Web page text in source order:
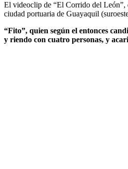
El videoclip de “El Corrido del León”,
ciudad portuaria de Guayaquil
“Fito”, quien según el entonces
y riendo con cuatro personas, y